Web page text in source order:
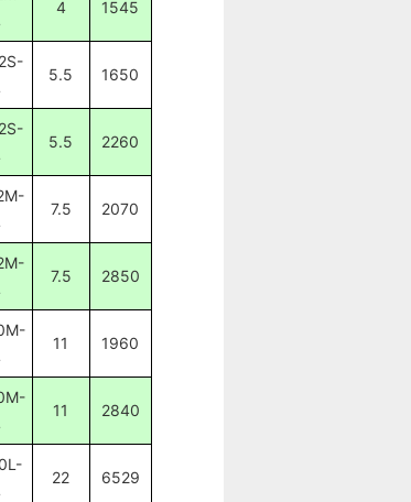
4 1545
5.5 1650
5.5 2260
7.5 2070
7.5 2850
11 1960
11 2840
22 6529